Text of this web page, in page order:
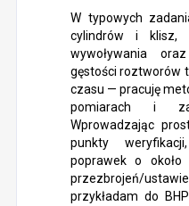
W typowych
cylindrów i klisz,
wywoływania
gęstości roztworów
czasu — pracuję
pomiarach i
Wprowadzając
punkty
poprawek o
przezbrojeń/
przykładam do